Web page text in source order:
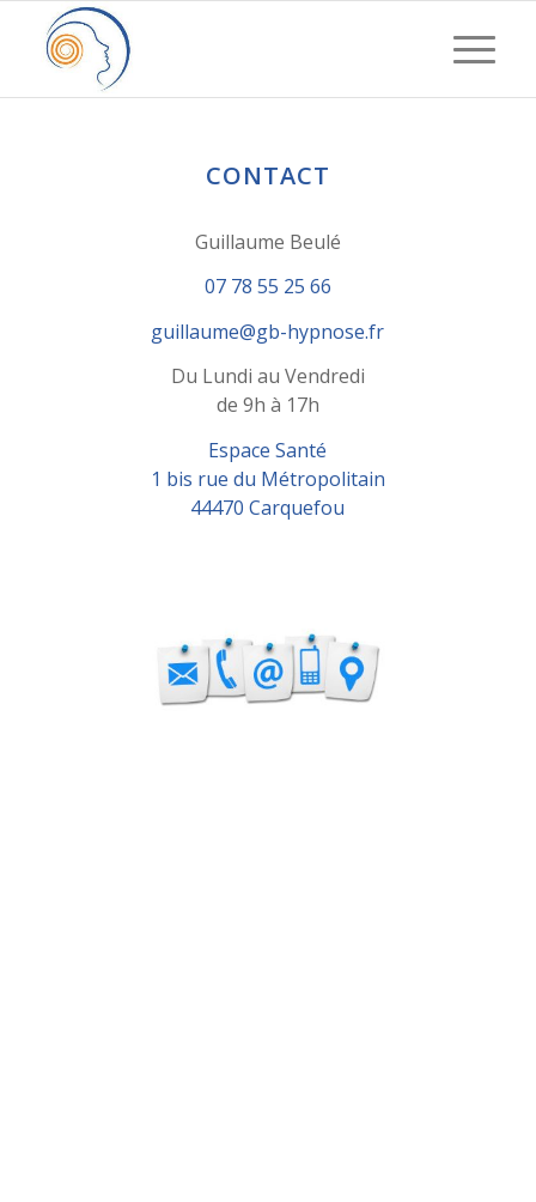
CONTACT
Guillaume Beulé
07 78 55 25 66
guillaume@gb-hypnose.fr
Du Lundi au Vendredi
de 9h à 17h
Espace Santé
1 bis rue du Métropolitain
44470 Carquefou